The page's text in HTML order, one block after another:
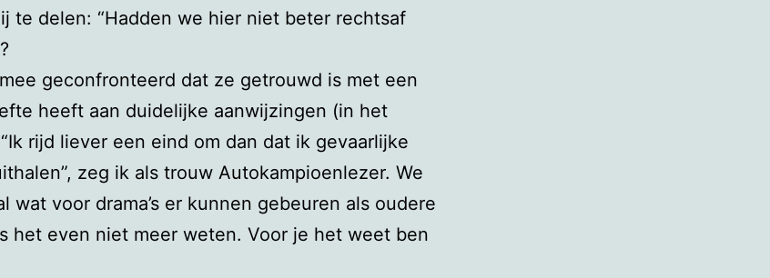
te delen: “Hadden we hier niet beter rechtsaf
geconfronteerd dat ze getrouwd is met een
heeft aan duidelijke aanwijzingen (in het
rijd liever een eind om dan dat ik gevaarlijke
zeg ik als trouw Autokampioenlezer. We
wat voor drama’s er kunnen gebeuren als oudere
het even niet meer weten. Voor je het weet ben